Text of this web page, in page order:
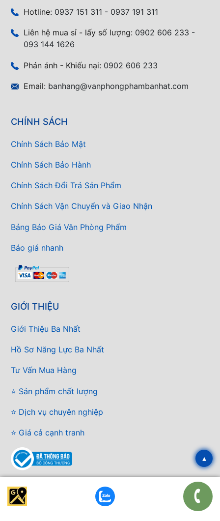
Hotline: 0937 151 311 - 0937 191 311
Liên hệ mua sỉ - lấy số lượng: 0902 606 233 -
093 144 1626
Phản ánh - Khiếu nại: 0902 606 233
Email: banhang@vanphongphambanhat.com
CHÍNH SÁCH
Chính Sách Bảo Mật
Chính Sách Bảo Hành
Chính Sách Đổi Trả Sản Phẩm
Chính Sách Vận Chuyển và Giao Nhận
Bảng Báo Giá Văn Phòng Phẩm
Báo giá nhanh
GIỚI THIỆU
Giới Thiệu Ba Nhất
Hồ Sơ Năng Lực Ba Nhất
Tư Vấn Mua Hàng
⭐ Sản phẩm chất lượng
⭐ Dịch vụ chuyên nghiệp
⭐ Giá cả cạnh tranh
FANPAGE
▴